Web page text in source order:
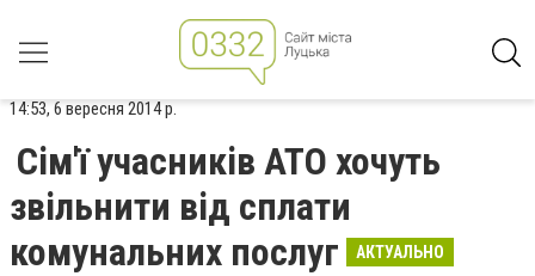
14:53, 6 вересня 2014 р.
Сім'ї учасників АТО хочуть
звільнити від сплати
комунальних послуг
АКТУАЛЬНО